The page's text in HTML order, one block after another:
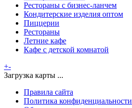
Рестораны с бизнес-ланчем
Кондитерские изделия оптом
Пиццерии
Рестораны
Летние кафе
Кафе с детской комнатой
+-
Загрузка карты ...
Правила сайта
Политика конфиденциальности